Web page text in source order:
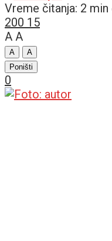
Vreme čitanja: 2 min
200 15
A A
A
A
Poništi
0